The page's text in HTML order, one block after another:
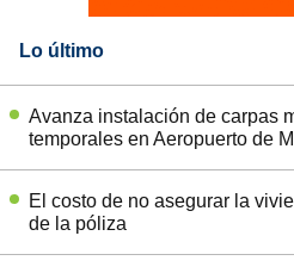
Lo último
Avanza instalación de carpas
temporales en Aeropuerto de
El costo de no asegurar la
de la póliza